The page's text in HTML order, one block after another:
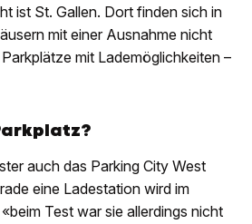
ist St. Gallen. Dort finden sich in
mit einer Ausnahme nicht
mit Lademöglichkeiten –
auch das Parking City West
eine Ladestation wird im
Test war sie allerdings nicht